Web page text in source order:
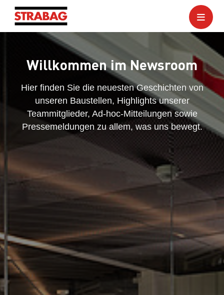
Willkommen im Newsroom
Hier finden Sie die neuesten Geschichten von
unseren Baustellen, Highlights unserer
Teammitglieder, Ad-hoc-Mitteilungen sowie
Pressemeldungen zu allem, was uns bewegt.